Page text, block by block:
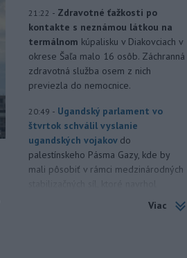
21:22 - Zdravotné ťažkosti po
kontakte s neznámou látkou na
termálnom kúpalisku v Diakovciach v
okrese Šaľa malo 16 osôb. Záchranná
zdravotná služba osem z nich
previezla do nemocnice.
20:49 - Ugandský parlament vo
štvrtok schválil vyslanie
ugandských vojakov do
palestínskeho Pásma Gazy, kde by
mali pôsobiť v rámci medzinárodných
Viac